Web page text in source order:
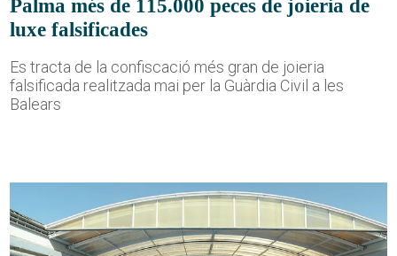
Palma més de 115.000 peces de joieria de
luxe falsificades
Es tracta de la confiscació més gran de joieria
falsificada realitzada mai per la Guàrdia Civil a les
Balears